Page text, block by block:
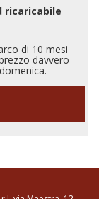
ricaricabile
di 10 mesi
davvero